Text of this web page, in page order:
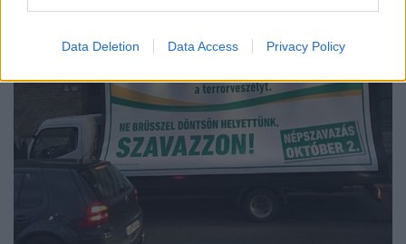
Data Deletion Data Access Privacy Policy